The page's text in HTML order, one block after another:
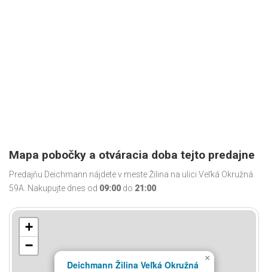
Mapa pobočky a otváracia doba tejto predajne
Predajňu Deichmann nájdete v meste Žilina na ulici Veľká Okružná
59A. Nakupujte dnes od 09:00 do 21:00.
Deichmann Žilina Veľká Okružná
×
+
−